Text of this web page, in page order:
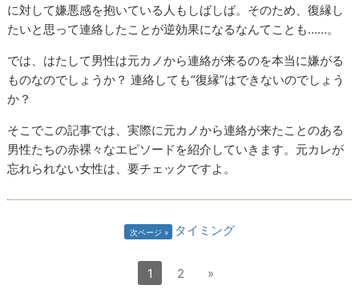
に対して嫌悪感を抱いている人もしばしば。そのため、復縁し
たいと思って連絡したことが逆効果になるなんてことも……。
では、はたして男性は元カノから連絡が来るのを本当に嫌がる
ものなのでしょうか？ 連絡しても“復縁”はできないのでしょう
か？
そこでこの記事では、実際に元カノから連絡が来たことのある
男性たちの赤裸々なエピソードを紹介していきます。元カレが
忘れられない女性は、要チェックですよ。
次ページ タイミング
1 2 »